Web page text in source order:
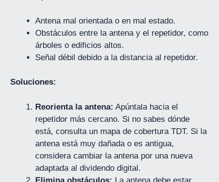
Antena mal orientada o en mal estado.
Obstáculos entre la antena y el repetidor, como
árboles o edificios altos.
Señal débil debido a la distancia al repetidor.
Soluciones:
Reorienta la antena: Apúntala hacia el
repetidor más cercano. Si no sabes dónde
está, consulta un mapa de cobertura TDT. Si la
antena está muy dañada o es antigua,
considera cambiar la antena por una nueva
adaptada al dividendo digital.